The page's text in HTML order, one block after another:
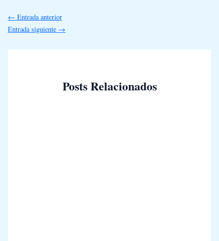
← Entrada anterior
Entrada siguiente →
Posts Relacionados